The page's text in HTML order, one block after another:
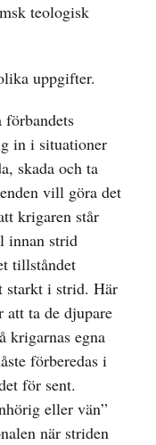
teologisk
uppgifter.
förbandets
in i situationer
skada och ta
vill göra det
krigaren står
innan strid
tillståndet
starkt i strid. Här
ta de djupare
krigarnas egna
förberedas i
för sent.
eller vän”
när striden